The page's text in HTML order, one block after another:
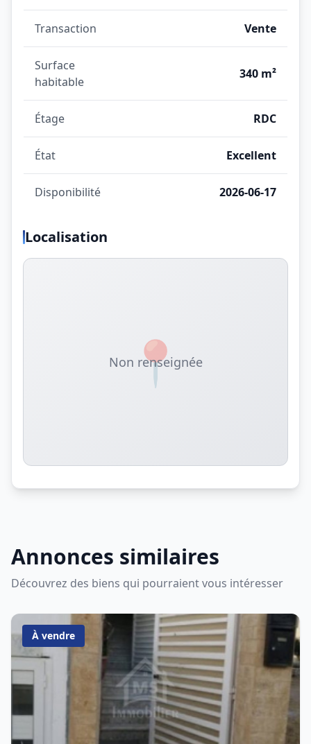
Transaction Vente
Surface
habitable
340 m²
Étage RDC
État Excellent
Disponibilité 2026-06-17
Localisation
📍
Non renseignée
Annonces similaires
Découvrez des biens qui pourraient vous intéresser
À vendre